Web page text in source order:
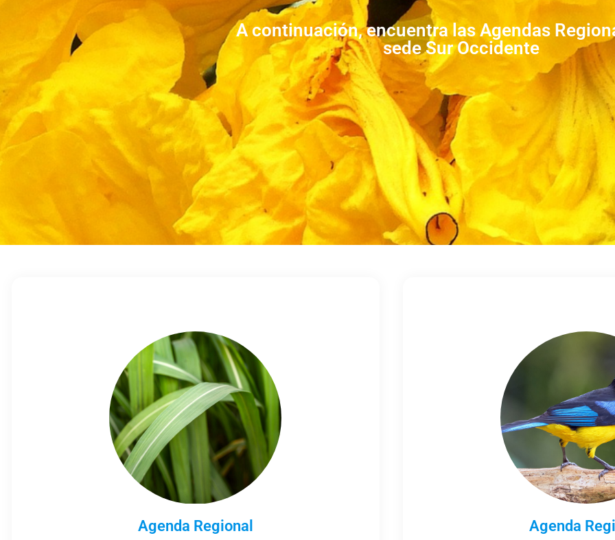
A continuación, encuentra las Agendas
sede Sur Occidente
Agenda Regional Agenda